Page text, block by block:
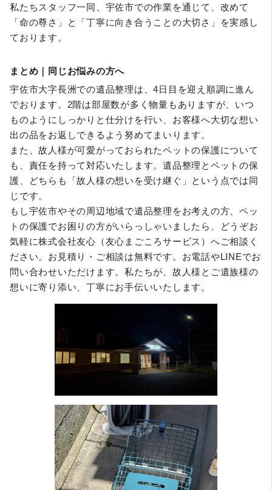
私たちスタッフ一同、宇佐市での作業を通じて、改めて
「命の尊さ」と「丁寧に向き合うことの大切さ」を実感し
ております。
まとめ｜同じお悩みの方へ
宇佐市大字長洲での遺品整理は、4日目を迎え順調に進ん
でおります。2階は部屋数が多く物量もありますが、いつ
ものようにしっかりと仕分けを行い、お客様へ大切な想い
出の品をお返しできるよう努めてまいります。
また、故人様が可愛がっておられたペットの保護について
も、責任を持って対応いたします。遺品整理とペットの保
護、どちらも「故人様の想いを受け継ぐ」という点では同
じです。
もし宇佐市やその周辺地域で遺品整理をお考えの方、ペッ
トの保護でお困りの方がいらっしゃいましたら、どうぞお
気軽に株式会社友心（友心まごころサービス）へご相談く
ださい。お見積り・ご相談は無料です。お電話やLINEでお
問い合わせいただけます。私たちが、故人様とご遺族様の
想いに寄り添い、丁寧にお手伝いいたします。